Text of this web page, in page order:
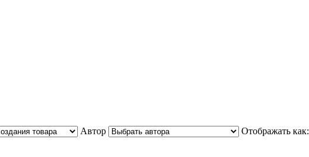
Автор
Отображать как: